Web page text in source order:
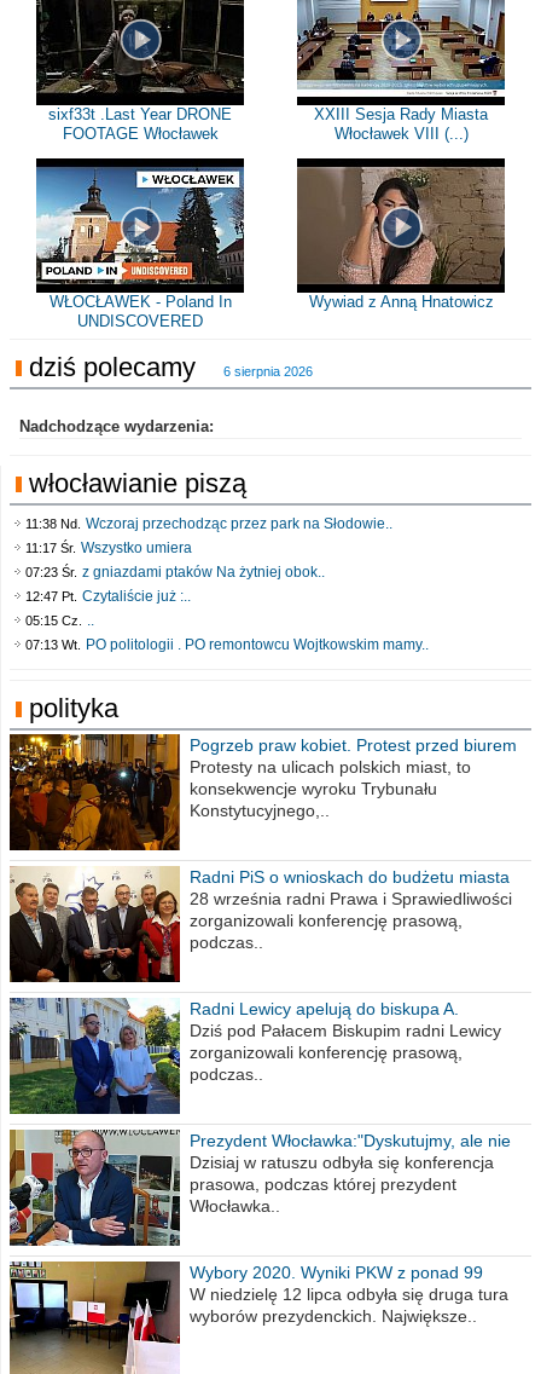
sixf33t .Last Year DRONE
FOOTAGE Włocławek
XXIII Sesja Rady Miasta
Włocławek VIII (...)
WŁOCŁAWEK - Poland In
UNDISCOVERED
Wywiad z Anną Hnatowicz
dziś polecamy 6 sierpnia 2026
Nadchodzące wydarzenia:
włocławianie piszą
11:38 Nd. Wczoraj przechodząc przez park na Słodowie..
11:17 Śr. Wszystko umiera
07:23 Śr. z gniazdami ptaków Na żytniej obok..
12:47 Pt. Czytaliście już :..
05:15 Cz. ..
07:13 Wt. PO politologii . PO remontowcu Wojtkowskim mamy..
polityka
Pogrzeb praw kobiet. Protest przed biurem
poselskim PiS
Protesty na ulicach polskich miast, to
konsekwencje wyroku Trybunału
Konstytucyjnego,..
Radni PiS o wnioskach do budżetu miasta
na 2021 rok
28 września radni Prawa i Sprawiedliwości
zorganizowali konferencję prasową,
podczas..
Radni Lewicy apelują do biskupa A.
Wiesława Meringa
Dziś pod Pałacem Biskupim radni Lewicy
zorganizowali konferencję prasową,
podczas..
Prezydent Włocławka:"Dyskutujmy, ale nie
obrażajmy się”
Dzisiaj w ratuszu odbyła się konferencja
prasowa, podczas której prezydent
Włocławka..
Wybory 2020. Wyniki PKW z ponad 99
procent obwodów
W niedzielę 12 lipca odbyła się druga tura
wyborów prezydenckich. Największe..